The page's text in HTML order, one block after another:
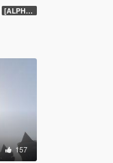
[ALPHA] 1.0
157